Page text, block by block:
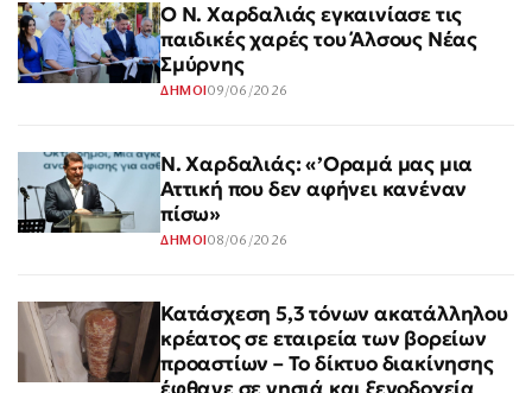
Ο Ν. Χαρδαλιάς εγκαινίασε τις
παιδικές χαρές του Άλσους Νέας
Σμύρνης
ΔΗΜΟΙ 09/06/2026
Ν. Χαρδαλιάς: «’Οραμά μας μια
Αττική που δεν αφήνει κανέναν
πίσω»
ΔΗΜΟΙ 08/06/2026
Κατάσχεση 5,3 τόνων ακατάλληλου
κρέατος σε εταιρεία των βορείων
προαστίων – Το δίκτυο διακίνησης